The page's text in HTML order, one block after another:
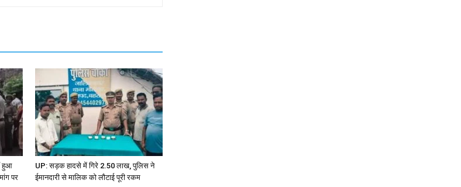
हुआ
पर
UP: सड़क हादसे में गिरे 2.50 लाख, पुलिस ने
ईमानदारी से मालिक को लौटाई पूरी रकम